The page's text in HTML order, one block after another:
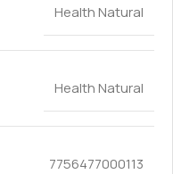
Health Natural
Health Natural
7756477000113